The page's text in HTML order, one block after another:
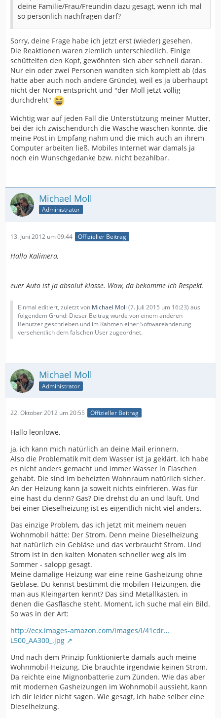
deine Familie/Frau/Freundin dazu gesagt, wenn ich mal
so persönlich nachfragen darf?
Sorry, deine Frage habe ich jetzt erst (wieder) gesehen.
Die Reaktionen waren ziemlich unterschiedlich. Einige
schüttelten den Kopf, gewöhnten sich aber schnell daran.
Nur ein oder zwei Personen wandten sich komplett ab (das
hatte aber auch noch andere Gründe), weil es ja überhaupt
nicht der Norm entspricht und "der Moll jetzt völlig
durchdreht"
Wichtig war auf jeden Fall die Unterstützung meiner Mutter,
bei der ich zwischendurch die Wäsche waschen konnte, die
meine Post in Empfang nahm und die mich auch an ihrem
Computer arbeiten ließ. Mobiles Internet war damals ja
noch ein Wunschgedanke bzw. nicht bezahlbar.
Michael Moll
Administrator
13. Juni 2012 um 09:44 Offizieller Beitrag
Hallo Kalimera,
euer Auto ist ja absolut klasse. Wow, da bekomme ich Respekt.
Einmal editiert, zuletzt von Michael Moll (7. Juli 2015 um 16:23) aus
folgendem Grund: Dieser Beitrag wurde von einem anderen
Benutzer geschrieben und im Rahmen einer Softwareänderung
versehentlich dem falschen User zugeordnet.
Michael Moll
Administrator
22. Oktober 2012 um 20:55 Offizieller Beitrag
Hallo leonlöwe,
ja, ich kann mich natürlich an deine Mail erinnern.
Also die Problematik mit dem Wasser ist ja geklärt. Ich habe
es nicht anders gemacht und immer Wasser in Flaschen
gehabt. Die sind im beheizten Wohnraum natürlich sicher.
An der Heizung kann ja soweit nichts einfrieren. Was für
eine hast du denn? Gas? Die drehst du an und läuft. Und
bei einer Dieselheizung ist es eigentlich nicht viel anders.
Das einzige Problem, das ich jetzt mit meinem neuen
Wohnmobil hätte: Der Strom. Denn meine Dieselheizung
hat natürlich ein Gebläse und das verbraucht Strom. Und
Strom ist in den kalten Monaten schneller weg als im
Sommer - salopp gesagt.
Meine damalige Heizung war eine reine Gasheizung ohne
Gebläse. Du kennst bestimmt die mobilen Heizungen, die
man aus Kleingärten kennt? Das sind Metallkästen, in
denen die Gasflasche steht. Moment, ich suche mal ein Bild.
So was in der Art:
http://ecx.images-amazon.com/images/I/41cdr…
L500_AA300_.jpg
Und nach dem Prinzip funktionierte damals auch meine
Wohnmobil-Heizung. Die brauchte irgendwie keinen Strom.
Da reichte eine Mignonbatterie zum Zünden. Wie das aber
mit modernen Gasheizungen im Wohnmobil aussieht, kann
ich dir leider nicht sagen. Wie gesagt, ich habe selber eine
Dieselheizung.